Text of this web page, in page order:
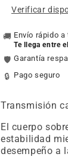
Verificar
🚚 Envío rápido
Te llega entre
🛡️ Garantía
🔒 Pago seguro
Transmisión
El cuerpo
estabilidad
desempeño a